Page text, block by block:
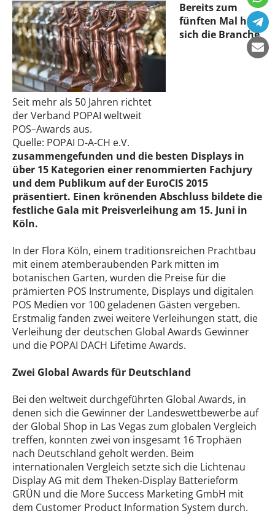
Seit mehr als 50 Jahren richtet
der Verband POPAI weltweit
POS–Awards aus.
Quelle: POPAI D-A-CH e.V.
Bereits zum
fünften Mal hat
sich die Branche
zusammengefunden und die besten Displays in
über 15 Kategorien einer renommierten Fachjury
und dem Publikum auf der EuroCIS 2015
präsentiert. Einen krönenden Abschluss bildete die
festliche Gala mit Preisverleihung am 15. Juni in
Köln.
In der Flora Köln, einem traditionsreichen Prachtbau
mit einem atemberaubenden Park mitten im
botanischen Garten, wurden die Preise für die
prämierten POS Instrumente, Displays und digitalen
POS Medien vor 100 geladenen Gästen vergeben.
Erstmalig fanden zwei weitere Verleihungen statt, die
Verleihung der deutschen Global Awards Gewinner
und die POPAI DACH Lifetime Awards.
Zwei Global Awards für Deutschland
Bei den weltweit durchgeführten Global Awards, in
denen sich die Gewinner der Landeswettbewerbe auf
der Global Shop in Las Vegas zum globalen Vergleich
treffen, konnten zwei von insgesamt 16 Trophäen
nach Deutschland geholt werden. Beim
internationalen Vergleich setzte sich die Lichtenau
Display AG mit dem Theken-Display Batterieform
GRÜN und die More Success Marketing GmbH mit
dem Customer Product Information System durch.